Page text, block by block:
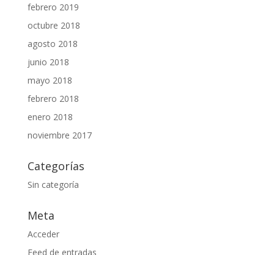
febrero 2019
octubre 2018
agosto 2018
junio 2018
mayo 2018
febrero 2018
enero 2018
noviembre 2017
Categorías
Sin categoría
Meta
Acceder
Feed de entradas